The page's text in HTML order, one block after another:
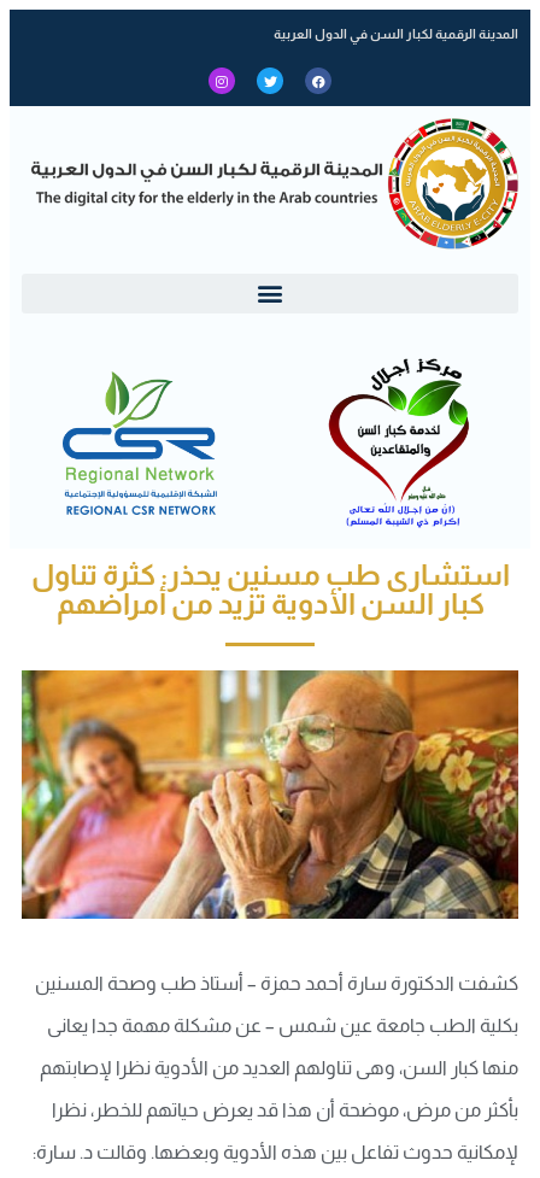
المدينة الرقمية لكبار السن في الدول العربية
استشارى طب مسنين يحذر: كثرة تناول
كبار السن الأدوية تزيد من أمراضهم
كشفت الدكتورة سارة أحمد حمزة – أستاذ طب وصحة المسنين
بكلية الطب جامعة عين شمس – عن مشكلة مهمة جدا يعانى
منها كبار السن، وهى تناولهم العديد من الأدوية نظرا لإصابتهم
بأكثر من مرض، موضحة أن هذا قد يعرض حياتهم للخطر، نظرا
لإمكانية حدوث تفاعل بين هذه الأدوية وبعضها. وقالت د. سارة: